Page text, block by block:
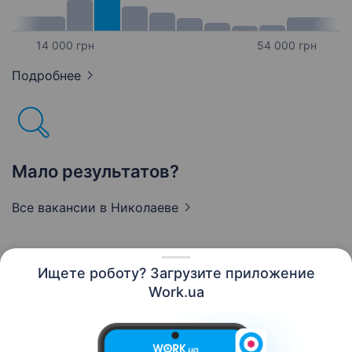
Ищете роботу? Загрузите приложение
Work.ua
14 000 грн 54 000 грн
Подробнее
Мало результатов?
Все вакансии в Николаеве